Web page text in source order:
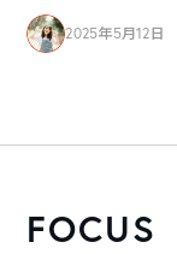
2025年5月12日
FOCUS